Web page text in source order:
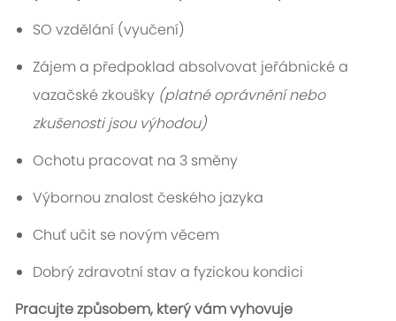
SO vzdělání (vyučení)
Zájem a předpoklad absolvovat jeřábnické a
vazačské zkoušky (platné oprávnění nebo
zkušenosti jsou výhodou)
Ochotu pracovat na 3 směny
Výbornou znalost českého jazyka
Chuť učit se novým věcem
Dobrý zdravotní stav a fyzickou kondici
Pracujte způsobem, který vám vyhovuje